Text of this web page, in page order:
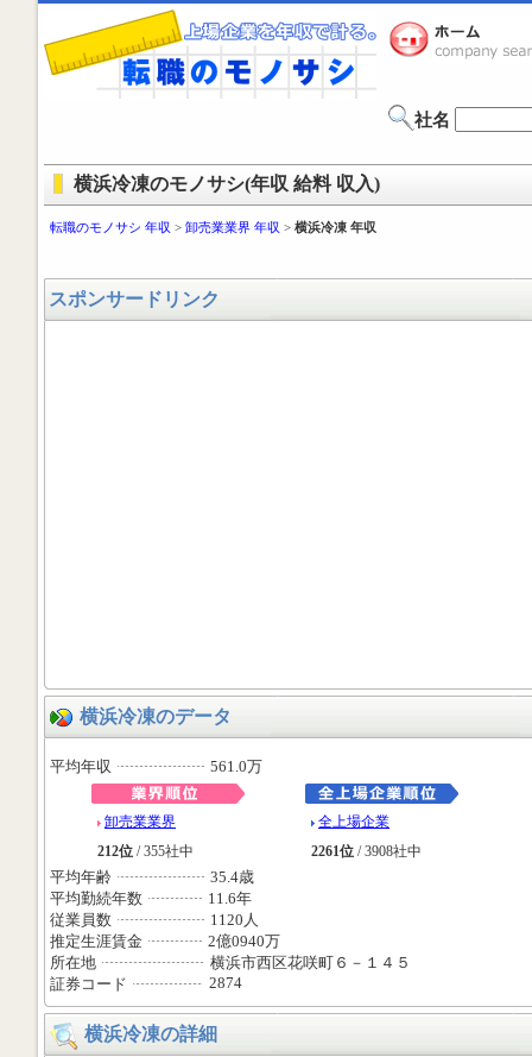
社名
横浜冷凍のモノサシ(年収 給料 収入)
転職のモノサシ 年収 > 卸売業業界 年収 > 横浜冷凍 年収
スポンサードリンク
横浜冷凍のデータ
平均年収 561.0万
卸売業業界
212位 / 355社中
全上場企業
2261位 / 3908社中
平均年齢
35.4歳
平均勤続年数
11.6年
従業員数
1120人
推定生涯賃金
2億0940万
所在地
横浜市西区花咲町６－１４５
証券コード
2874
横浜冷凍の詳細